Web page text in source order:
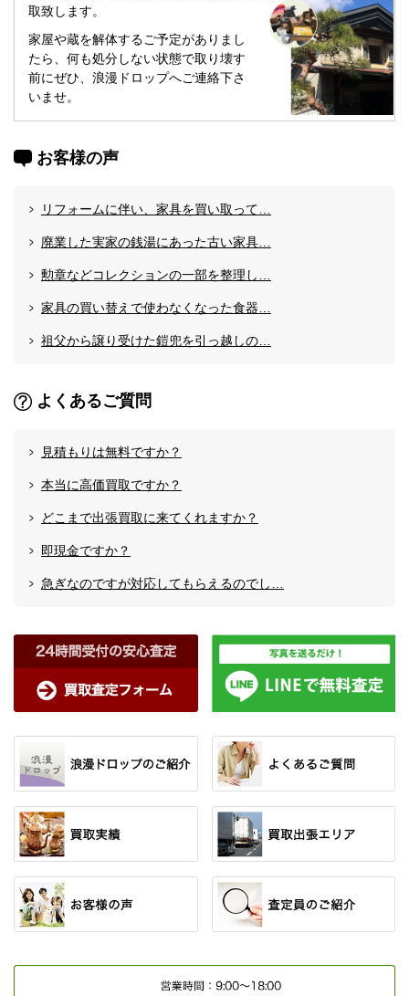
取致します。
家屋や蔵を解体するご予定がありまし
たら、何も処分しない状態で取り壊す
前にぜひ、浪漫ドロップへご連絡下さ
いませ。
お客様の声
リフォームに伴い、家具を買い取って…
廃業した実家の銭湯にあった古い家具…
勲章などコレクションの一部を整理し…
家具の買い替えで使わなくなった食器…
祖父から譲り受けた鎧兜を引っ越しの…
よくあるご質問
見積もりは無料ですか？
本当に高価買取ですか？
どこまで出張買取に来てくれますか？
即現金ですか？
急ぎなのですが対応してもらえるのでし…